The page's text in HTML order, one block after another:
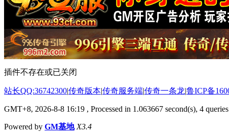
插件不存在或已关闭
站长QQ:36742300|传奇版本|传奇服务端|传奇一条龙|鲁ICP备
GMT+8, 2026-8-8 16:19 , Processed in 1.063667 second(s), 4
Powered by GM基地 X3.4